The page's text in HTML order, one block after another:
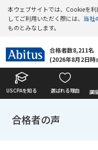
本ウェブサイトでは、Cookieを
してご利用いただく際には、 当社
ものとみなします。
合格者数8,211名
(2026年8月2日時
USCPAを知る 選ばれる理由 講
合格者の声